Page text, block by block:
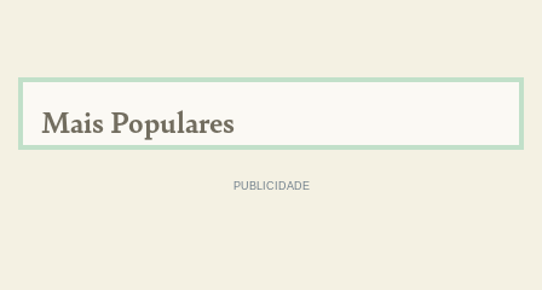
Mais Populares